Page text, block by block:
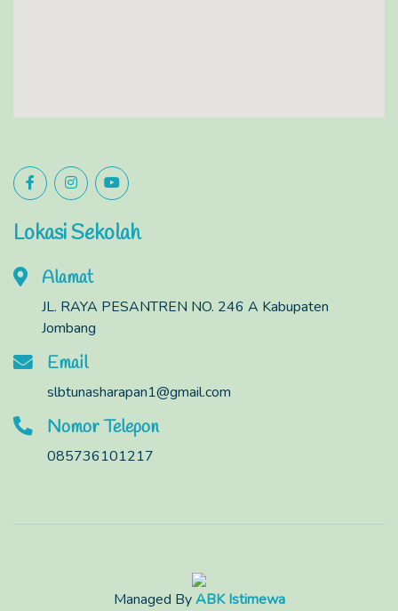
Lokasi Sekolah
Alamat
JL. RAYA PESANTREN NO. 246 A Kabupaten
Jombang
Email
slbtunasharapan1@gmail.com
Nomor Telepon
085736101217
Managed ByABK Istimewa